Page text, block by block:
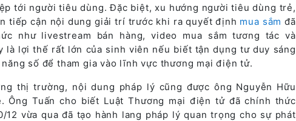
tới người tiêu dùng. Đặc biệt, xu hướng người tiêu dùng trẻ,
tiếp cận nội dung giải trí trước khi ra quyết định mua sắm đã
như livestream bán hàng, video mua sắm tương tác và
là lợi thế rất lớn của sinh viên nếu biết tận dụng tư duy sáng
số để tham gia vào lĩnh vực thương mại điện tử.
thị trường, nội dung pháp lý cũng được ông Nguyễn Hữu
Ông Tuấn cho biết Luật Thương mại điện tử đã chính thức
12 vừa qua đã tạo hành lang pháp lý quan trọng cho sự phát